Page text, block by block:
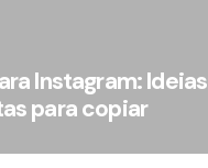
Instagram: Ideias
para copiar